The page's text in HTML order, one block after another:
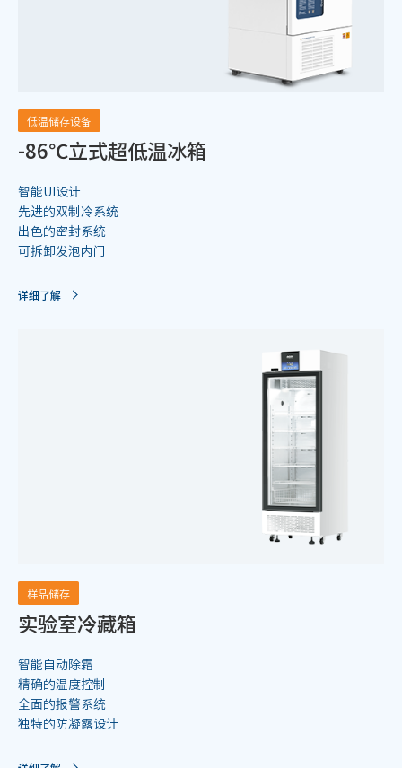
低温储存设备
-86℃立式超低温冰箱
智能UI设计
先进的双制冷系统
出色的密封系统
可拆卸发泡内门
详细了解
样品储存
实验室冷藏箱
智能自动除霜
精确的温度控制
全面的报警系统
独特的防凝露设计